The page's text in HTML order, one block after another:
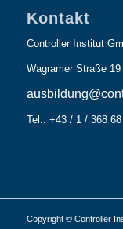
Kontakt
Controller Institut
Wagramer Straße
Tel.: +43 / 1 / 368 68
Copyright © Controller